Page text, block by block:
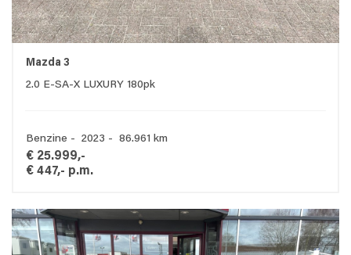
Mazda 3
2.0 E-SA-X LUXURY 180pk
Benzine - 2023 - 86.961 km
€ 25.999,-
€ 447,- p.m.